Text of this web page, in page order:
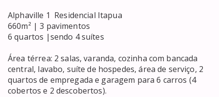
Alphaville 1  Residencial Itapua
660m² | 3 pavimentos
6 quartos |sendo 4 suítes
Área térrea: 2 salas, varanda, cozinha com bancada
central, lavabo, suíte de hospedes, área de serviço, 2
quartos de empregada e garagem para 6 carros (4
cobertos e 2 descobertos).